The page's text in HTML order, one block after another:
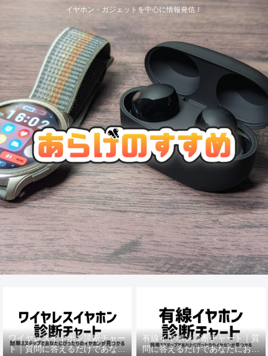
イヤホン・ガジェットを中心に情報発信！
ワイヤレスイヤホン診断チャー
ト｜質問に答えるだけであなた
有線イヤホン診断チャート｜質
問に答えるだけであなたにおす